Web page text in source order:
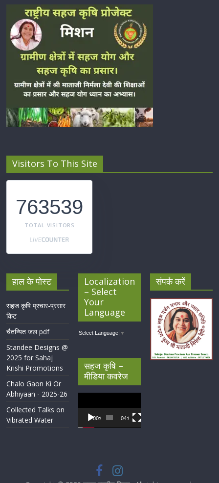
Visitors To This Site
763539
TOTAL VISITORS
हाल के पोस्ट
सहज कृषि प्रचार-प्रसार
किट
चैतन्यित जल pdf
Standee Designs @
2025 for Sahaj
Krishi Promotions
Chalo Gaon Ki Or
Abhiyaan - 2025-26
Collected Talks on
Vibrated Water
Localization
– Select
Your
Language
Select Language ▼
सहज कृषि –
मीडिया कवरेज
Player
00:00 04:07
संपर्क करें